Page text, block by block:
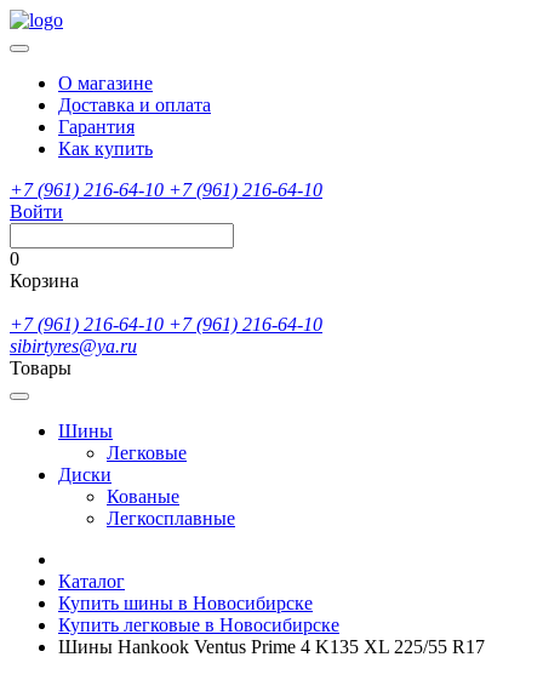
О магазине
Доставка и оплата
Гарантия
Как купить
+7 (961) 216-64-10 +7 (961) 216-64-10
Войти
0
Корзина
+7 (961) 216-64-10 +7 (961) 216-64-10
sibirtyres@ya.ru
Товары
Шины
Легковые
Диски
Кованые
Легкосплавные
Каталог
Купить шины в Новосибирске
Купить легковые в Новосибирске
Шины Hankook Ventus Prime 4 K135 XL 225/55 R17